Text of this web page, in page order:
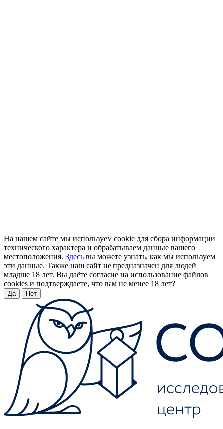
На нашем сайте мы используем cookie для сбора информации
технического характера и обрабатываем данные вашего
местоположения. Здесь вы можете узнать, как мы используем
эти данные. Также наш сайт не предназначен для людей
младше 18 лет. Вы даёте согласие на использование файлов
cookies и подтверждаете, что вам не менее 18 лет?
Да Нет